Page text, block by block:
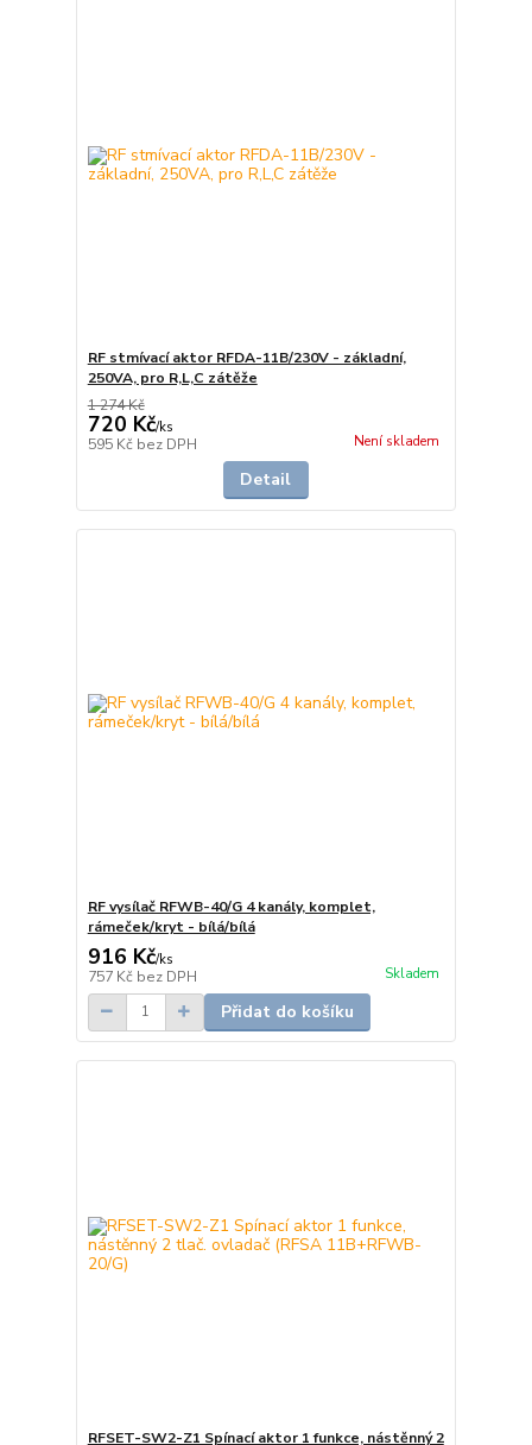
RF stmívací aktor RFDA-11B/230V - základní,
250VA, pro R,L,C zátěže
1 274 Kč
720 Kč/ks
595 Kč bez DPH Není skladem
Detail
RF vysílač RFWB-40/G 4 kanály, komplet,
rámeček/kryt - bílá/bílá
916 Kč/ks
757 Kč bez DPH Skladem
Přidat do košíku
RFSET-SW2-Z1 Spínací aktor 1 funkce, nástěnný 2